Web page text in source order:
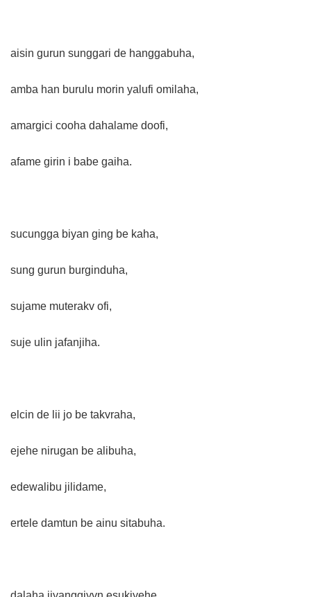
aisin gurun sunggari de hanggabuha,
amba han burulu morin yalufi omilaha,
amargici cooha dahalame doofi,
afame girin i babe gaiha.
sucungga biyan ging be kaha,
sung gurun burginduha,
sujame muterakv ofi,
suje ulin jafanjiha.
elcin de lii jo be takvraha,
ejehe nirugan be alibuha,
edewalibu jilidame,
ertele damtun be ainu sitabuha.